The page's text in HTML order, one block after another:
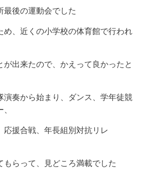
最後の運動会でした
め、近くの小学校の体育館で行われ
が出来たので、かえって良かったと
演奏から始まり、ダンス、学年徒競
応援合戦、年長組別対抗リレ
もらって、見どころ満載でした